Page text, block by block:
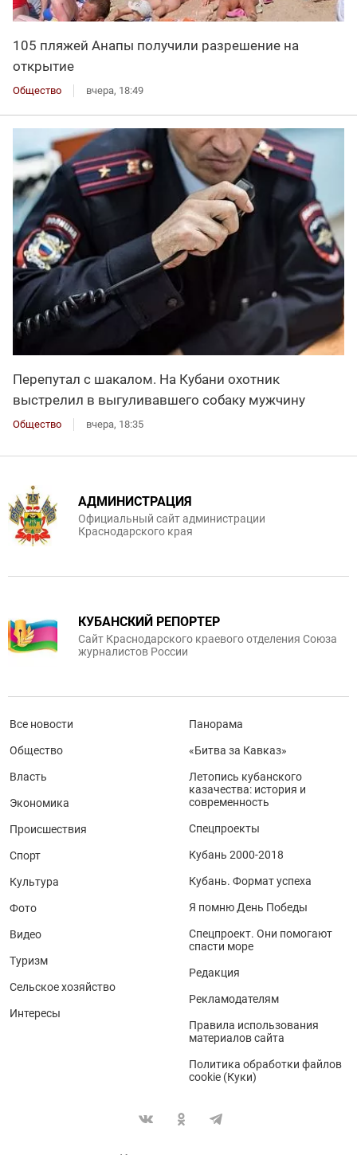
105 пляжей Анапы получили разрешение на
открытие
Общество вчера, 18:49
Перепутал с шакалом. На Кубани охотник
выстрелил в выгуливавшего собаку мужчину
Общество вчера, 18:35
АДМИНИСТРАЦИЯ
Официальный сайт администрации
Краснодарского края
КУБАНСКИЙ РЕПОРТЕР
Сайт Краснодарского краевого отделения Союза
журналистов России
Все новости
Общество
Власть
Экономика
Происшествия
Спорт
Культура
Фото
Видео
Туризм
Сельское хозяйство
Интересы
Панорама
«Битва за Кавказ»
Летопись кубанского
казачества: история и
современность
Спецпроекты
Кубань 2000-2018
Кубань. Формат успеха
Я помню День Победы
Спецпроект. Они помогают
спасти море
Редакция
Рекламодателям
Правила использования
материалов сайта
Политика обработки файлов
cookie (Куки)